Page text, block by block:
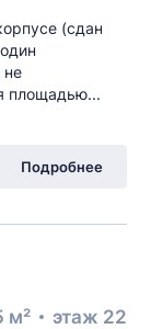
(сдан
не
площадью...
Подробнее
м² этаж 22